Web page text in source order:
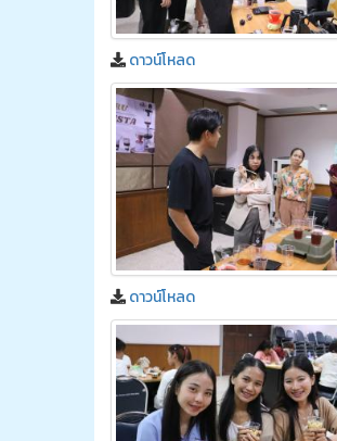
ดาวน์โหลด
ดาวน์โหลด